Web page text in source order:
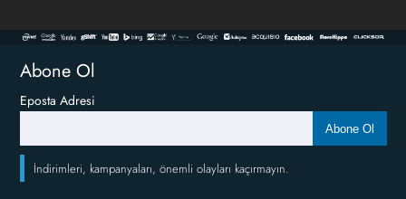
Abone Ol
Eposta Adresi
Abone Ol
İndirimleri, kampanyaları, önemli olayları kaçırmayın.